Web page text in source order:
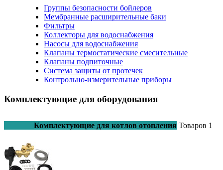
Группы безопасности бойлеров
Мембранные расширительные баки
Фильтры
Коллекторы для водоснабжения
Насосы для водоснабжения
Клапаны термостатические смесительные
Клапаны подпиточные
Система защиты от протечек
Контрольно-измерительные приборы
Комплектующие для оборудования
Комплектующие для котлов отопления Товаров 1